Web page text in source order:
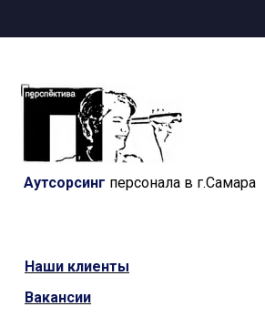
Вакансии
Наши клиенты
Аутсорсинг персонала в г.Самара